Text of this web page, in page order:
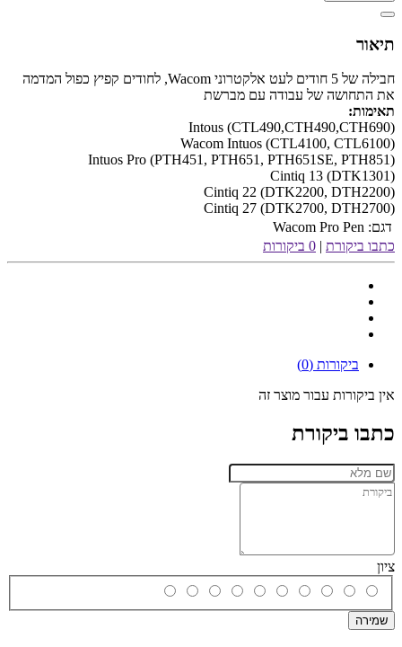
תיאור
חבילה של 5 חודים לעט אלקטרוני Wacom, לחודים קפיץ כפול המדמה
את התחושה של עבודה עם מברשת
תאימות:
Intous (CTL490,CTH490,CTH690)
Wacom Intuos (CTL4100, CTL6100)
Intuos Pro (PTH451, PTH651, PTH651SE, PTH851)
Cintiq 13 (DTK1301)
Cintiq 22 (DTK2200, DTH2200)
Cintiq 27 (DTK2700, DTH2700)
דגם: Wacom Pro Pen
כתבו ביקורת | 0 ביקורות
ביקורות (0)
אין ביקורות עבור מוצר זה
כתבו ביקורת
ציון
שמירה